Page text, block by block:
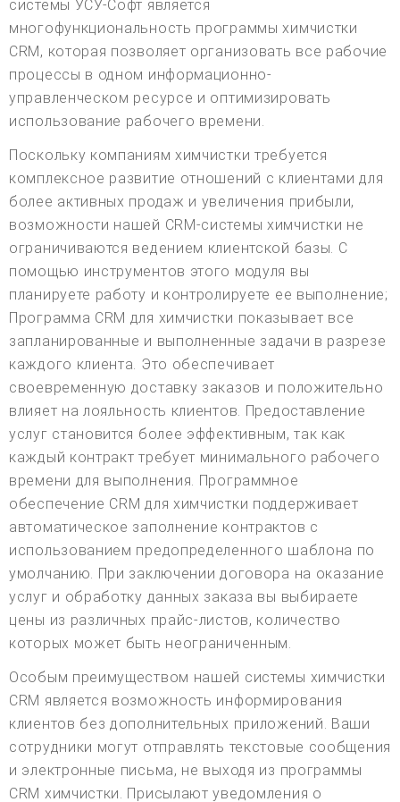
системы УСУ-Софт является
многофункциональность программы химчистки
CRM, которая позволяет организовать все рабочие
процессы в одном информационно-
управленческом ресурсе и оптимизировать
использование рабочего времени.
Поскольку компаниям химчистки требуется
комплексное развитие отношений с клиентами для
более активных продаж и увеличения прибыли,
возможности нашей CRM-системы химчистки не
ограничиваются ведением клиентской базы. С
помощью инструментов этого модуля вы
планируете работу и контролируете ее выполнение;
Программа CRM для химчистки показывает все
запланированные и выполненные задачи в разрезе
каждого клиента. Это обеспечивает
своевременную доставку заказов и положительно
влияет на лояльность клиентов. Предоставление
услуг становится более эффективным, так как
каждый контракт требует минимального рабочего
времени для выполнения. Программное
обеспечение CRM для химчистки поддерживает
автоматическое заполнение контрактов с
использованием предопределенного шаблона по
умолчанию. При заключении договора на оказание
услуг и обработку данных заказа вы выбираете
цены из различных прайс-листов, количество
которых может быть неограниченным.
Особым преимуществом нашей системы химчистки
CRM является возможность информирования
клиентов без дополнительных приложений. Ваши
сотрудники могут отправлять текстовые сообщения
и электронные письма, не выходя из программы
CRM химчистки. Присылают уведомления о